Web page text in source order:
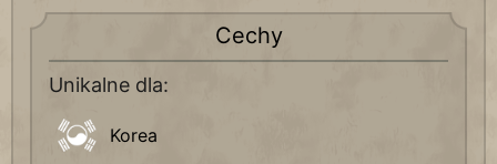
Cechy
Unikalne dla:
Korea